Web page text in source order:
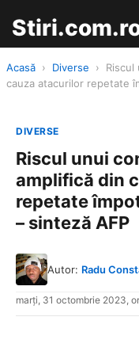
Acasă › Diverse ›
Riscul
cauza atacurilor repetate
DIVERSE
Riscul unui
amplifică din
repetate
– sinteză AFP
Autor: Radu
marți, 31 octombrie 2023,